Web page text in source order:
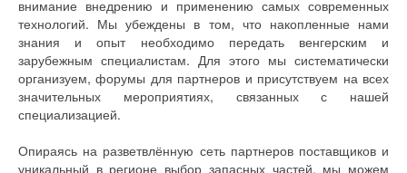
внимание внедрению и применению самых современных
технологий. Мы убеждены в том, что накопленные нами
знания и опыт необходимо передать венгерским и
зарубежным специалистам. Для этого мы систематически
организуем, форумы для партнеров и присутствуем на всех
значительных мероприятиях, связанных с нашей
специализацией.
Опираясь на разветвлённую сеть партнеров поставщиков и
уникальный в регионе выбор запасных частей, мы можем